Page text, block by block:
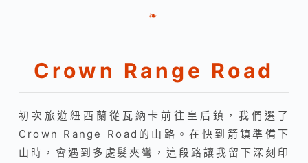
❧
Crown Range Road
初次旅遊紐西蘭從瓦納卡前往皇后鎮，我們選了
Crown Range Road的山路。在快到箭鎮準備下
山時，會遇到多處髮夾彎，這段路讓我留下深刻印